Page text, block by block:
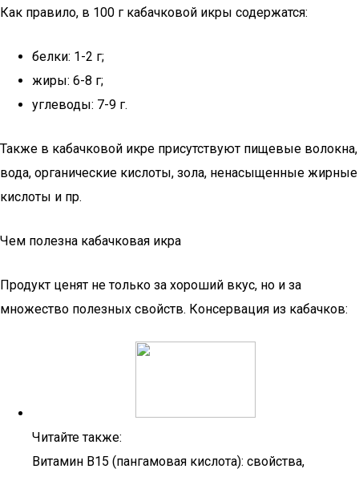
Как правило, в 100 г кабачковой икры содержатся:
белки: 1-2 г;
жиры: 6-8 г;
углеводы: 7-9 г.
Также в кабачковой икре присутствуют пищевые волокна,
вода, органические кислоты, зола, ненасыщенные жирные
кислоты и пр.
Чем полезна кабачковая икра
Продукт ценят не только за хороший вкус, но и за
множество полезных свойств. Консервация из кабачков:
Читайте также:
Витамин B15 (пангамовая кислота): свойства,